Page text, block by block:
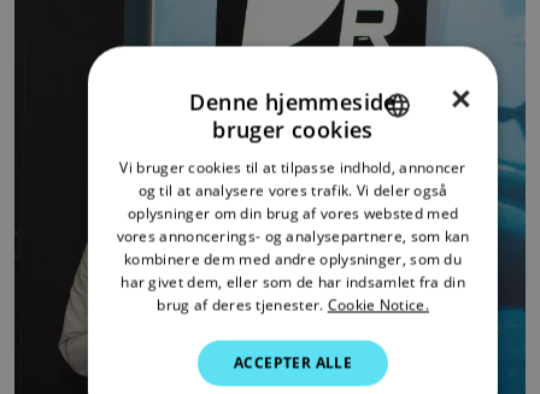
FRENCH
DANISH
ITALIAN
SWEDISH
DUTCH
×
Denne hjemmeside
bruger cookies
Vi bruger cookies til at tilpasse indhold, annoncer
og til at analysere vores trafik. Vi deler også
oplysninger om din brug af vores websted med
vores annoncerings- og analysepartnere, som kan
kombinere dem med andre oplysninger, som du
har givet dem, eller som de har indsamlet fra din
brug af deres tjenester. Cookie Notice.
ACCEPTER ALLE